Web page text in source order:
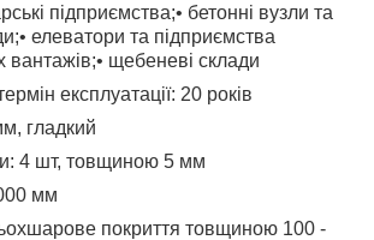
підприємства;• бетонні вузли та
елеватори та підприємства
вантажів;• щебеневі склади
експлуатації: 20 років
гладкий
4 шт, товщиною 5 мм
мм
покриття товщиною 100 -